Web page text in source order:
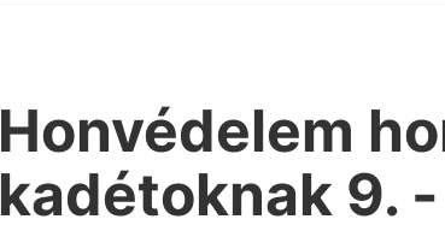
Honvédelem
kadétoknak 9.